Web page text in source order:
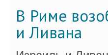
В Риме
и Ливана